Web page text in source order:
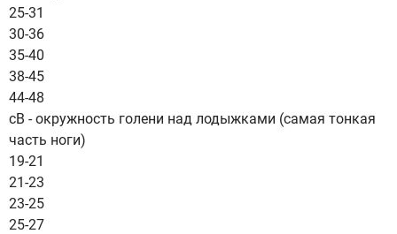
25-31
30-36
35-40
38-45
44-48
cB - окружность голени над лодыжками (самая тонкая
часть ноги)
19-21
21-23
23-25
25-27